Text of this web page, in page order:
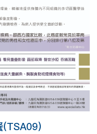
(TSA09)